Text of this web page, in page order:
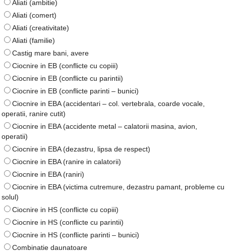
Aliati (ambitie)
Aliati (comert)
Aliati (creativitate)
Aliati (familie)
Castig mare bani, avere
Ciocnire in EB (conflicte cu copiii)
Ciocnire in EB (conflicte cu parintii)
Ciocnire in EB (conflicte parinti – bunici)
Ciocnire in EBA (accidentari – col. vertebrala, coarde vocale,
operatii, ranire cutit)
Ciocnire in EBA (accidente metal – calatorii masina, avion,
operatii)
Ciocnire in EBA (dezastru, lipsa de respect)
Ciocnire in EBA (ranire in calatorii)
Ciocnire in EBA (raniri)
Ciocnire in EBA (victima cutremure, dezastru pamant, probleme cu
solul)
Ciocnire in HS (conflicte cu copiii)
Ciocnire in HS (conflicte cu parintii)
Ciocnire in HS (conflicte parinti – bunici)
Combinatie daunatoare